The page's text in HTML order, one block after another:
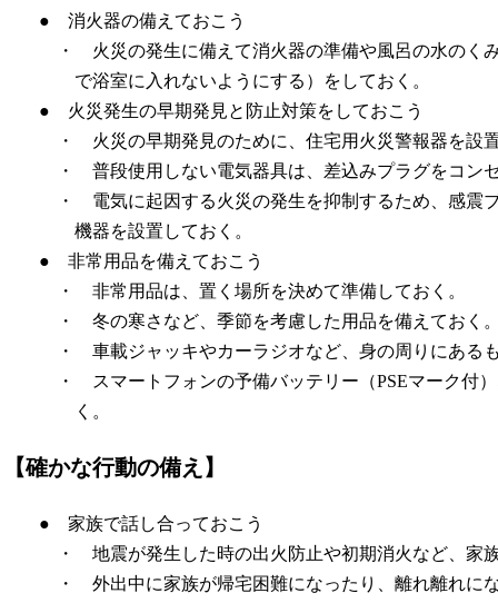
● 消火器の備えておこう
・ 火災の発生に備えて消火器の準備や風呂の水のく
で浴室に入れないようにする）をしておく。
● 火災発生の早期発見と防止対策をしておこう
・ 火災の早期発見のために、住宅用火災警報器を設
・ 普段使用しない電気器具は、差込みプラグをコン
・ 電気に起因する火災の発生を抑制するため、感震
機器を設置しておく。
● 非常用品を備えておこう
・ 非常用品は、置く場所を決めて準備しておく。
・ 冬の寒さなど、季節を考慮した用品を備えておく
・ 車載ジャッキやカーラジオなど、身の周りにある
・ スマートフォンの予備バッテリー（PSEマーク付
く。
【確かな行動の備え】
● 家族で話し合っておこう
・ 地震が発生した時の出火防止や初期消火など、家
・ 外出中に家族が帰宅困難になったり、離れ離れに